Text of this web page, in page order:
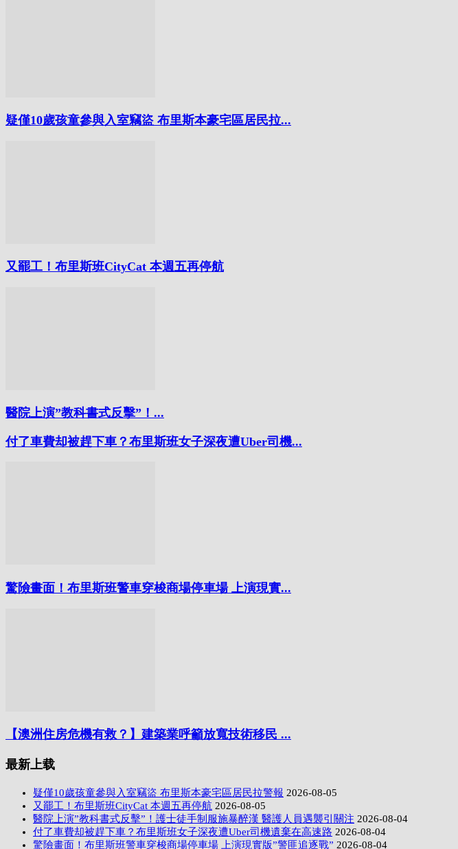
疑僅10歲孩童參與入室竊盜 布里斯本豪宅區居民拉...
又罷工！布里斯班CityCat 本週五再停航
醫院上演”教科書式反擊”！...
付了車費却被趕下車？布里斯班女子深夜遭Uber司機...
驚險畫面！布里斯班警車穿梭商場停車場 上演現實...
【澳洲住房危機有救？】建築業呼籲放寬技術移民 ...
最新上载
疑僅10歲孩童參與入室竊盜 布里斯本豪宅區居民拉警報 2026-08-05
又罷工！布里斯班CityCat 本週五再停航 2026-08-05
醫院上演”教科書式反擊”！護士徒手制服施暴醉漢 醫護人員遇襲引關注 2026-08-04
付了車費却被趕下車？布里斯班女子深夜遭Uber司機遺棄在高速路 2026-08-04
驚險畫面！布里斯班警車穿梭商場停車場 上演現實版”警匪追逐戰” 2026-08-04